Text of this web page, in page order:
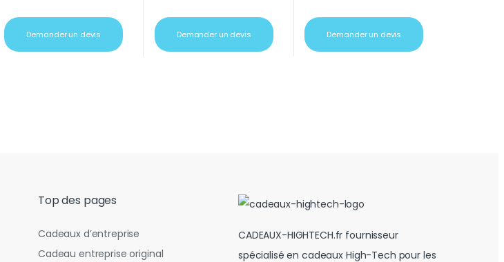
Demander un devis Demander un devis Demander un devis
Top des pages
Cadeaux d’entreprise
Cadeau entreprise original
CADEAUX-HIGHTECH.fr fournisseur
spécialisé en cadeaux High-Tech pour les